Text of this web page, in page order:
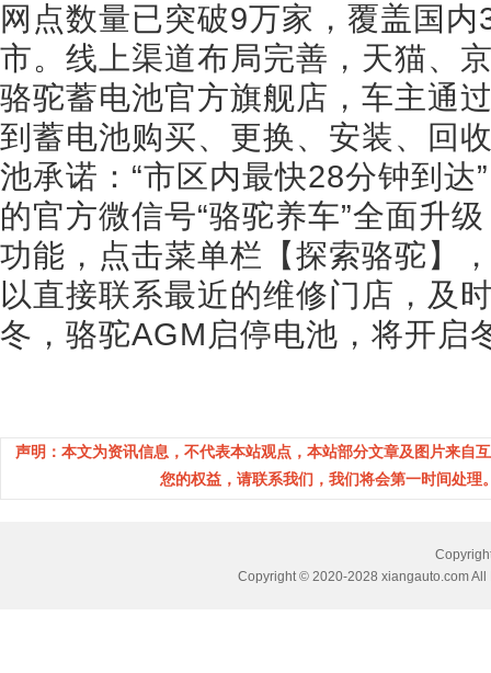
网点数量已突破9万家，覆盖国
市。线上渠道布局完善，天猫、
骆驼蓄电池官方旗舰店，车主通
到蓄电池购买、更换、安装、回
池承诺：“市区内最快28分钟到达
的官方微信号“骆驼养车”全面升
功能，点击菜单栏【探索骆驼】
以直接联系最近的维修门店，及
冬，骆驼AGM启停电池，将开启
声明：本文为资讯信息，不代表本站观点，本站部分文章及图片来自
您的权益，请联系我们，我们将会第一时间处
Copyright © 2020-2028 xiangauto.com